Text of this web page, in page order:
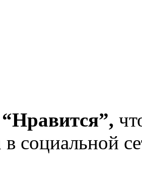
“Нравится”,
социальной